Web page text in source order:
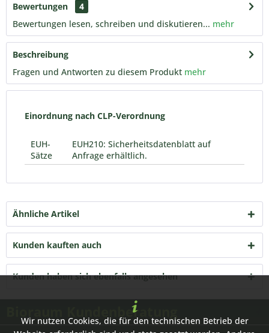
Bewertungen
4
Bewertungen lesen, schreiben und diskutieren... mehr
Beschreibung
Fragen und Antworten zu diesem Produkt mehr
Einordnung nach CLP-Verordnung
EUH-
Sätze
EUH210: Sicherheitsdatenblatt auf
Anfrage erhältlich.
Ähnliche Artikel
Kunden kauften auch
Kunden haben sich ebenfalls angesehen
Bioraum Kundenberatung
Wir nutzen Cookies, die für den technischen Betrieb der